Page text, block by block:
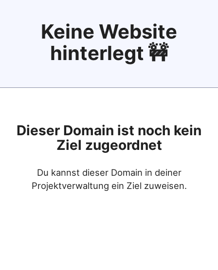
Keine Website
hinterlegt 🚧
Dieser Domain ist noch kein
Ziel zugeordnet
Du kannst dieser Domain in deiner
Projektverwaltung ein Ziel zuweisen.